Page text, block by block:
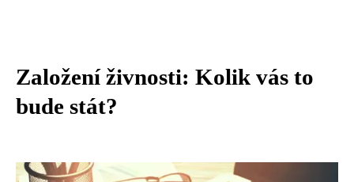
Založení živnosti: Kolik vás to
bude stát?